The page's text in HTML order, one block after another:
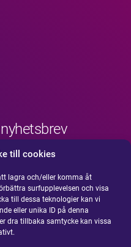
till cookies
lagra och/eller komma åt
surfupplevelsen och visa
till dessa teknologier kan vi
eller unika ID på denna
dra tillbaka samtycke kan vissa